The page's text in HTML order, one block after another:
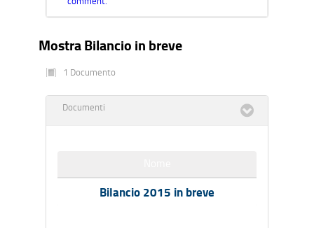
Mostra Bilancio in breve
1 Documento
Documenti
Bilancio 2015 in breve